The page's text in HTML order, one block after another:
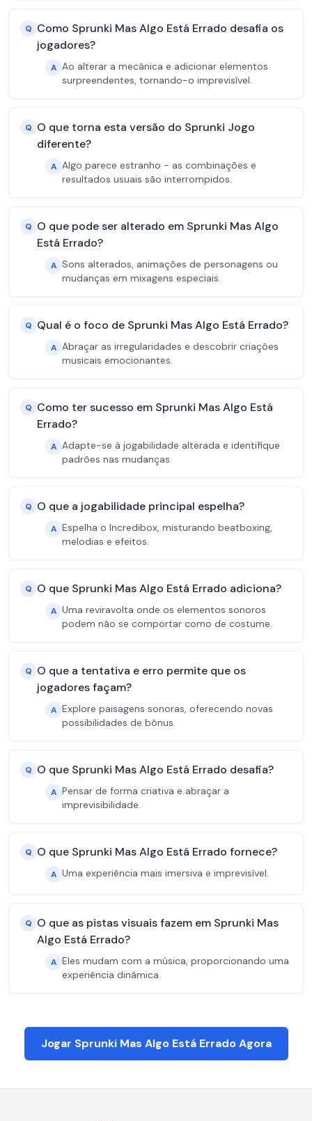
Q Como Sprunki Mas Algo Está Errado desafia os
jogadores?
A Ao alterar a mecânica e adicionar elementos
surpreendentes, tornando-o imprevisível.
Q O que torna esta versão do Sprunki Jogo
diferente?
A Algo parece estranho - as combinações e
resultados usuais são interrompidos.
Q O que pode ser alterado em Sprunki Mas Algo
Está Errado?
A Sons alterados, animações de personagens ou
mudanças em mixagens especiais.
Q Qual é o foco de Sprunki Mas Algo Está Errado?
A Abraçar as irregularidades e descobrir criações
musicais emocionantes.
Q Como ter sucesso em Sprunki Mas Algo Está
Errado?
A Adapte-se à jogabilidade alterada e identifique
padrões nas mudanças.
Q O que a jogabilidade principal espelha?
A Espelha o Incredibox, misturando beatboxing,
melodias e efeitos.
Q O que Sprunki Mas Algo Está Errado adiciona?
A Uma reviravolta onde os elementos sonoros
podem não se comportar como de costume.
Q O que a tentativa e erro permite que os
jogadores façam?
A Explore paisagens sonoras, oferecendo novas
possibilidades de bônus.
Q O que Sprunki Mas Algo Está Errado desafia?
A Pensar de forma criativa e abraçar a
imprevisibilidade.
Q O que Sprunki Mas Algo Está Errado fornece?
A Uma experiência mais imersiva e imprevisível.
Q O que as pistas visuais fazem em Sprunki Mas
Algo Está Errado?
A Eles mudam com a música, proporcionando uma
experiência dinâmica.
Jogar Sprunki Mas Algo Está Errado Agora